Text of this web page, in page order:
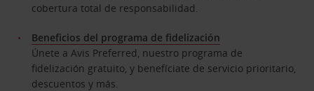
cobertura total de responsabilidad.
Beneficios del programa de fidelización
Únete a Avis Preferred, nuestro programa de
fidelización gratuito, y benefíciate de servicio prioritario,
descuentos y más.